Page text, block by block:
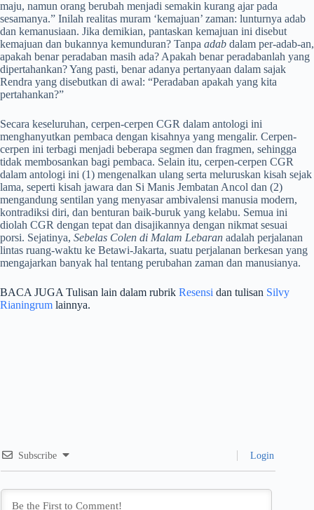
maju, namun orang berubah menjadi semakin kurang ajar pada
sesamanya.” Inilah realitas muram ‘kemajuan’ zaman: lunturnya adab
dan kemanusiaan. Jika demikian, pantaskan kemajuan ini disebut
kemajuan dan bukannya kemunduran? Tanpa adab dalam per-adab-an,
apakah benar peradaban masih ada? Apakah benar peradabanlah yang
dipertahankan? Yang pasti, benar adanya pertanyaan dalam sajak
Rendra yang disebutkan di awal: “Peradaban apakah yang kita
pertahankan?”
Secara keseluruhan, cerpen-cerpen CGR dalam antologi ini
menghanyutkan pembaca dengan kisahnya yang mengalir. Cerpen-
cerpen ini terbagi menjadi beberapa segmen dan fragmen, sehingga
tidak membosankan bagi pembaca. Selain itu, cerpen-cerpen CGR
dalam antologi ini (1) mengenalkan ulang serta meluruskan kisah sejak
lama, seperti kisah jawara dan Si Manis Jembatan Ancol dan (2)
mengandung sentilan yang menyasar ambivalensi manusia modern,
kontradiksi diri, dan benturan baik-buruk yang kelabu. Semua ini
diolah CGR dengan tepat dan disajikannya dengan nikmat sesuai
porsi. Sejatinya, Sebelas Colen di Malam Lebaran adalah perjalanan
lintas ruang-waktu ke Betawi-Jakarta, suatu perjalanan berkesan yang
mengajarkan banyak hal tentang perubahan zaman dan manusianya.
BACA JUGA Tulisan lain dalam rubrik Resensi dan tulisan Silvy
Rianingrum lainnya.
Subscribe Login